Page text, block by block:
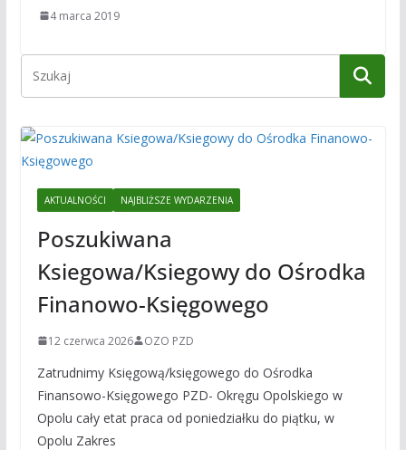
4 marca 2019
AKTUALNOŚCI NAJBLIŻSZE WYDARZENIA
Poszukiwana
Ksiegowa/Ksiegowy do Ośrodka
Finanowo-Księgowego
12 czerwca 2026 OZO PZD
Zatrudnimy Księgową/księgowego do Ośrodka
Finansowo-Księgowego PZD- Okręgu Opolskiego w
Opolu cały etat praca od poniedziałku do piątku, w
Opolu Zakres